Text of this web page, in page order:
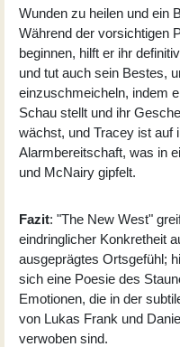
Wunden zu heilen und ein
Während der vorsichtigen
beginnen, hilft er ihr
und tut auch sein Bestes,
einzuschmeicheln, indem
Schau stellt und ihr
wächst, und Tracey ist auf
Alarmbereitschaft, was in
und McNairy gipfelt.
Fazit: "The New West"
eindringlicher Konkretheit
ausgeprägtes Ortsgefühl;
sich eine Poesie des
Emotionen, die in der
von Lukas Frank und
verwoben sind.